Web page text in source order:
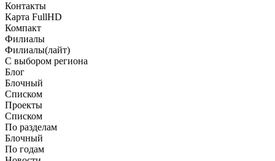
Контакты
Карта FullHD
Компакт
Филиалы
Филиалы(лайт)
С выбором региона
Блог
Блочный
Списком
Проекты
Списком
По разделам
Блочный
По годам